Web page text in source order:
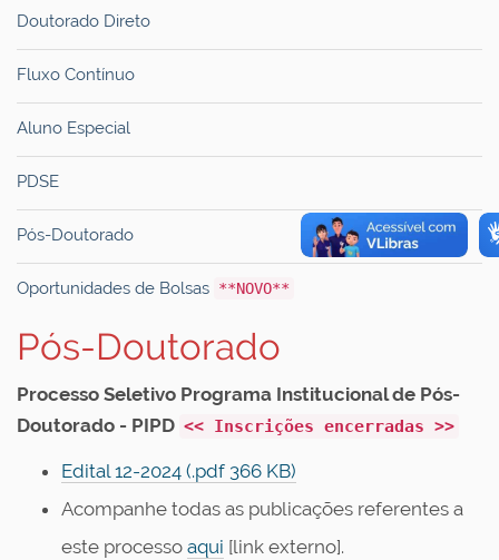
Doutorado Direto
Fluxo Contínuo
Aluno Especial
PDSE
Pós-Doutorado
Oportunidades de Bolsas **NOVO**
Pós-Doutorado
Processo Seletivo Programa Institucional de Pós-
Doutorado - PIPD << Inscrições encerradas >>
Edital 12-2024 (.pdf 366 KB)
Acompanhe todas as publicações referentes a
este processo aqui [link externo].